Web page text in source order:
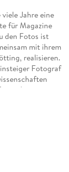
Jahre eine
für Magazine
den Fotos ist
mit ihrem
realisieren.
Fotograf
Institute